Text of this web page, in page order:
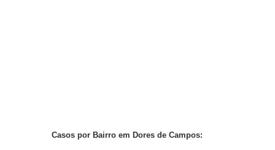
Casos por Bairro em Dores de Campos: